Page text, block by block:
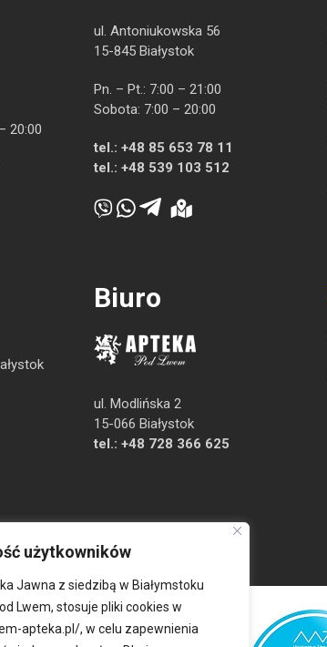
użytkowników
Jawna z siedzibą w Białymstoku
Lwem, stosuje pliki cookies w
apteka.pl/, w celu zapewnienia
20:00
ul. Antoniukowska 56
15-845 Białystok
Pn. – Pt.: 7:00 – 21:00
Sobota: 7:00 – 20:00
tel.: +48 85 653 78 11
tel.: +48 539 103 512
Biuro
ul. Modlińska 2
15-066 Białystok
tel.: +48 728 366 625